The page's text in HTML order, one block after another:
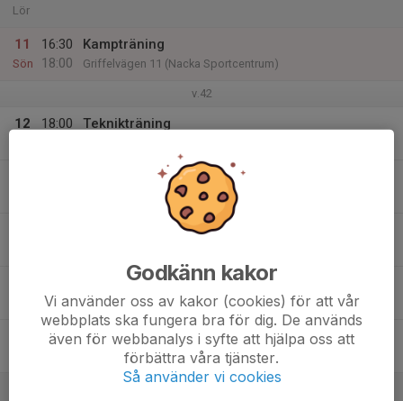
Lör
11
Sön
16:30
18:00
Kampträning
Griffelvägen 11 (Nacka Sportcentrum)
v.42
12
18:00
Teknikträning
Griffelvägen 11 (Nacka Sportcentrum)
18:00
Kampträning
Griffelvägen 11 (Nacka Sportcentrum)
17:00
Friday Fight Night (Åsögatan)
Åsögatan 153 (Södermalm)
Godkänn kakor
Vi använder oss av kakor (cookies) för att vår
webbplats ska fungera bra för dig. De används
även för webbanalys i syfte att hjälpa oss att
förbättra våra tjänster.
Så använder vi cookies